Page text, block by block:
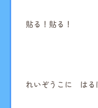
貼る！貼る！
れいぞうこに はる